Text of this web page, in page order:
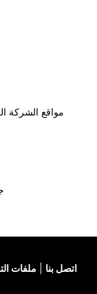
مواقع الشركة
ملفات اتصل بنا